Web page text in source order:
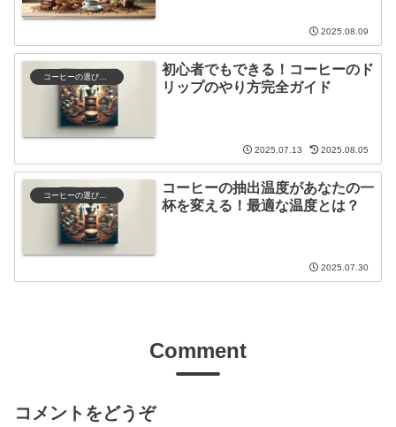
2025.08.09
コーヒーの選び方と保存
初心者でもできる！コーヒーのド
リップのやり方完全ガイド
2025.07.13 2025.08.05
コーヒーの抽出温度があなたの一
杯を変える！最適な温度とは？
2025.07.30
Comment
コメントをどうぞ